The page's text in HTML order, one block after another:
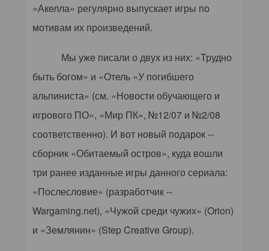
«Акелла» регулярно выпускает игры по
мотивам их произведений.
Мы уже писали о двух из них: «Трудно
быть богом» и «Отель «У погибшего
альпиниста» (см. «Новости обучающего и
игрового ПО», «Мир ПК», №12/07 и №2/08
соответственно). И вот новый подарок --
сборник «Обитаемый остров», куда вошли
три ранее изданные игры данного сериала:
«Послесловие» (разработчик --
Wargaming.net), «Чужой среди чужих» (Orion)
и «Землянин» (Step Creative Group).